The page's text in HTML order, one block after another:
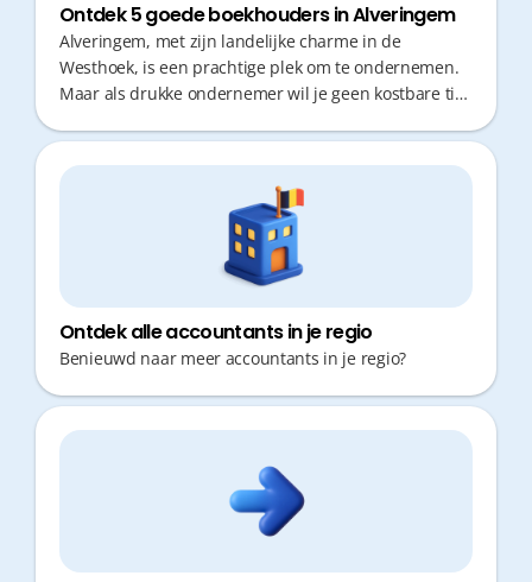
Ontdek 5 goede boekhouders in Alveringem
Alveringem, met zijn landelijke charme in de
Westhoek, is een prachtige plek om te ondernemen.
Maar als drukke ondernemer wil je geen kostbare tijd
Een goede boekhouder die proactief meedenkt en
snel reageert is cruciaal voor jouw fiscale
optimalisatie. Of je nu kiest voor een kantoor om de
hoek of een digitale partner, de juiste keuze maakt
het verschil voor jouw balans werk-privé.
Ontdek alle accountants in je regio
Benieuwd naar meer accountants in je regio?